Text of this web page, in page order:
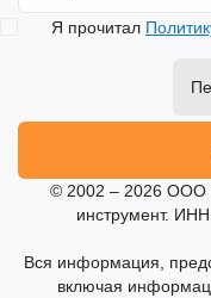
Я прочитал
© 2002 – 2026 ООО
инструмент.
Вся информация,
включая